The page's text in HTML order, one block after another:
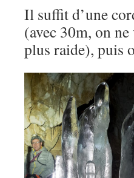
Il suffit d’une
(avec 30m, on
plus raide), puis